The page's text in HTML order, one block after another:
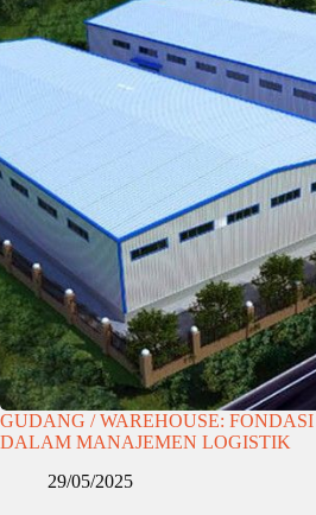
GUDANG / WAREHOUSE:
DALAM MANAJEMEN LOGISTIK
29/05/2025